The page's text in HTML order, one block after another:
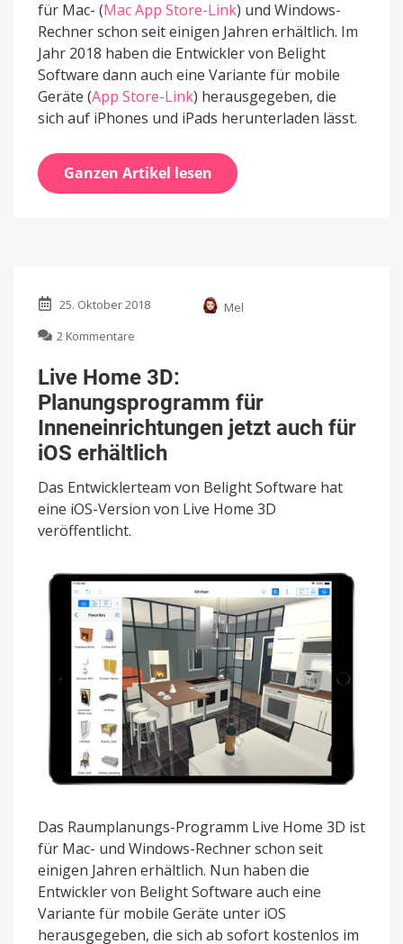
für Mac- (Mac App Store-Link) und Windows-
Rechner schon seit einigen Jahren erhältlich. Im
Jahr 2018 haben die Entwickler von Belight
Software dann auch eine Variante für mobile
Geräte (App Store-Link) herausgegeben, die
sich auf iPhones und iPads herunterladen lässt.
Ganzen Artikel lesen
25. Oktober 2018
Mel
2 Kommentare
Home
3D:
Planungsprogramm
für
Inneneinrichtungen
jetzt
für
iOS
Live Home 3D:
Planungsprogramm für
Inneneinrichtungen jetzt auch für
iOS erhältlich
Das Entwicklerteam von Belight Software hat
eine iOS-Version von Live Home 3D
veröffentlicht.
Das Raumplanungs-Programm Live Home 3D ist
für Mac- und Windows-Rechner schon seit
einigen Jahren erhältlich. Nun haben die
Entwickler von Belight Software auch eine
Variante für mobile Geräte unter iOS
herausgegeben, die sich ab sofort kostenlos im